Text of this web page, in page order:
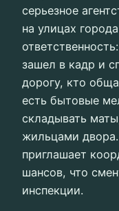
серьезное
на улицах
зашел в кадр и
дорогу, кто
есть бытовые
складывать
жильцами
приглашает
шансов, что
инспекции.